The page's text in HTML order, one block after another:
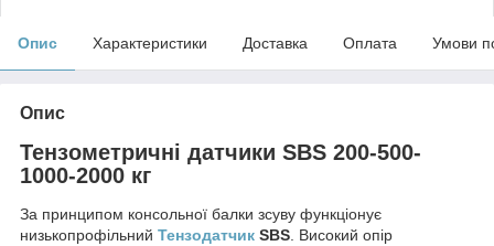
Опис Характеристики Доставка Оплата Умови
Опис
Тензометричні датчики SBS 200-500-
1000-2000 кг
За принципом консольної балки зсуву функціонує
низькопрофільний Тензодатчик SBS. Високий опір